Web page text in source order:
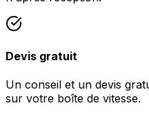
Devis gratuit
Un conseil et un devis
sur votre boîte de vitesse.